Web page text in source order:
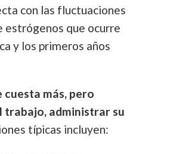
con las fluctuaciones
estrógenos que ocurre
y los primeros años
cuesta más, pero
trabajo, administrar su
típicas incluyen: